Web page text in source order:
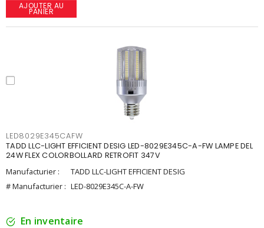
AJOUTER AU
PANIER
LED8029E345CAFW
TADD LLC-LIGHT EFFICIENT DESIG LED-8029E345C-A-FW LAMPE DEL
24W FLEX COLORBOLLARD RETROFIT 347V
Manufacturier :
TADD LLC-LIGHT EFFICIENT DESIG
# Manufacturier : LED-8029E345C-A-FW
En inventaire